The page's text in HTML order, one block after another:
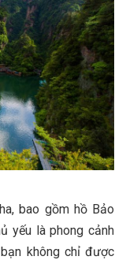
bao gồm hồ Bảo
yếu là phong cảnh
không chỉ được